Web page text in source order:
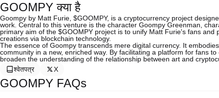
GOOMPY क्या है
Goompy by Matt Furie, $GOOMPY, is a cryptocurrency project
work. Central to this venture is the character Goompy Greenman,
primary aim of the $GOOMPY project is to unify Matt Furie's fans
creations via blockchain technology.
The essence of Goompy transcends mere digital currency. It
community in a new, enriched way. By facilitating a platform for fans
broaden the understanding of the relationship between art and
श्वेतपत्र
X
GOOMPY FAQs